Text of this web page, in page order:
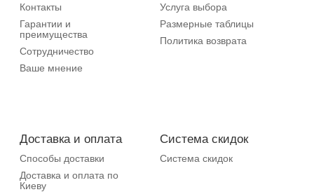
Контакты
Гарантии и
преимущества
Сотрудничество
Ваше мнение
Услуга выбора
Размерные таблицы
Политика возврата
Доставка и оплата
Способы доставки
Доставка и оплата по
Киеву
Система скидок
Система скидок